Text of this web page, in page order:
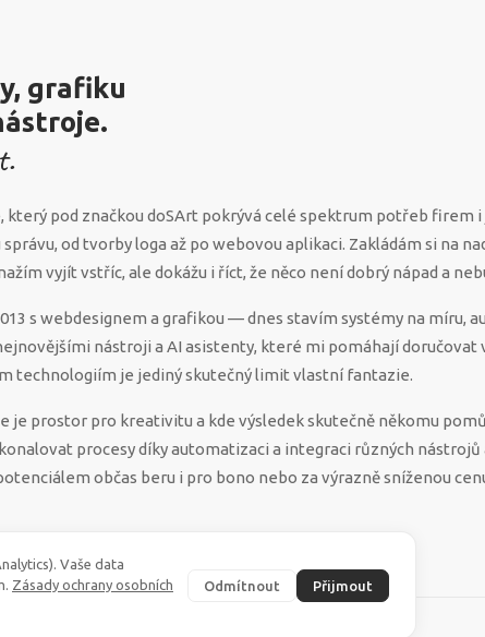
grafiku
který pod značkou doSArt pokrývá celé spektrum potřeb firem
od tvorby loga až po webovou aplikaci. Zakládám si na
vyjít vstříc, ale dokážu i říct, že něco není dobrý nápad a
s webdesignem a grafikou — dnes stavím systémy na míru,
nástroji a AI asistenty, které mi pomáhají doručovat
technologiím je jediný skutečný limit vlastní fantazie.
je prostor pro kreativitu a kde výsledek skutečně někomu
procesy díky automatizaci a integraci různých nástrojů
občas beru i pro bono nebo za výrazně sníženou
Vaše data
Zásady ochrany osobních
Odmítnout Přijmout